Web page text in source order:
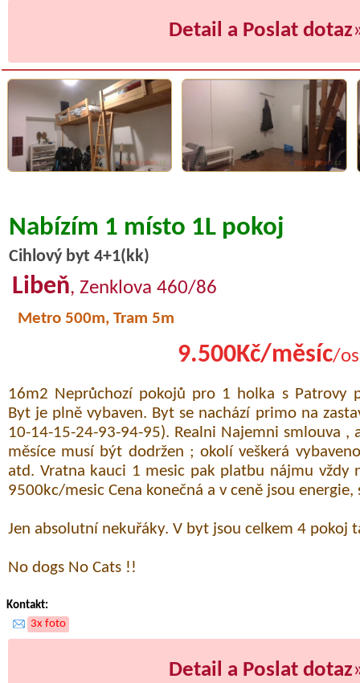
Detail a Poslat dotaz
Nabízím 1 místo 1L pokoj
Cihlový byt 4+1(kk)
Libeň, Zenklova 460/86
Metro 500m, Tram 5m
9.500Kč/měsíc/
16m2 Neprůchozí pokojů pro 1 holka s Patrovy
Byt je plně vybaven. Byt se nachází primo na
10-14-15-24-93-94-95). Realni Najemni smlouva ,
měsíce musí být dodržen ; okolí veškerá
atd. Vratna kauci 1 mesic pak platbu nájmu vždy
9500kc/mesic Cena konečná a v ceně jsou
Jen absolutní nekuřáky. V byt jsou celkem 4 pokoj
No dogs No Cats !!
Kontakt:
3x foto
Detail a Poslat dotaz